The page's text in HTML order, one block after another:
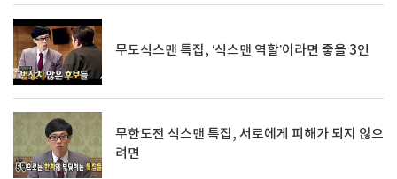
무도식스맨 특집, ‘식스맨 역할’이라면 좋을 3인
무한도전 식스맨 특집, 서로에게 피해가 되지 않으
려면